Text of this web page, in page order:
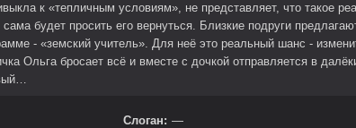
к «тепличным условиям», не представляет, что такое
сама будет просить его вернуться. Близкие подруги
- «земский учитель». Для неё это реальный шанс -
Ольга бросает всё и вместе с дочкой отправляется в
Слоган: —